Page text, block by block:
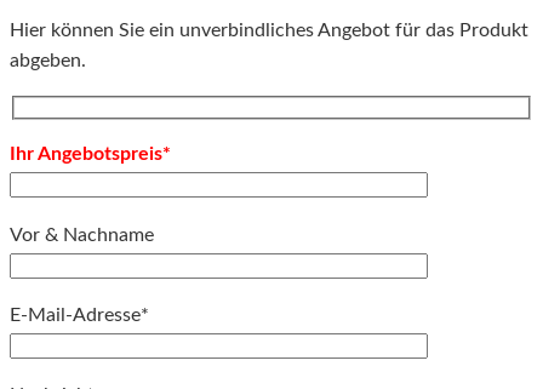
Hier können Sie ein unverbindliches Angebot für das Produkt
abgeben.
Ihr Angebotspreis*
Vor & Nachname
E-Mail-Adresse*